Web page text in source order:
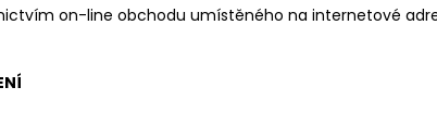
on-line obchodu umístěného na internetové